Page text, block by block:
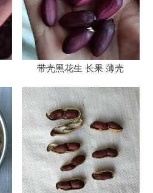
带壳黑花生 长果 薄壳